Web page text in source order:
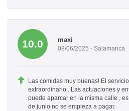
10.0 maxi
08/06/2025 - Salamanca
Las comidas muy buenas! El
extraordinario . Las actuaciones y
puede aparcar en la misma calle ,
de junio no se empieza a pagar.